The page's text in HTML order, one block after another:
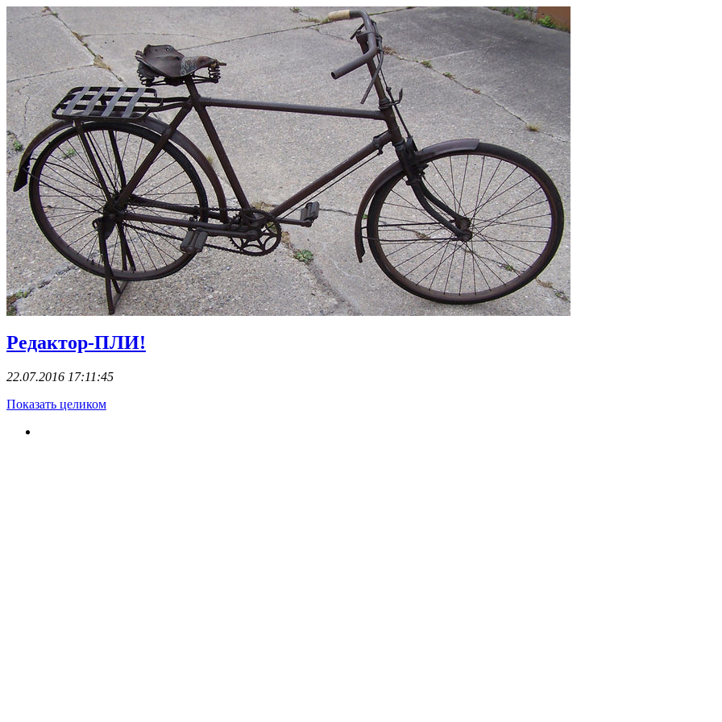
Редактор-ПЛИ!
22.07.2016 17:11:45
Показать целиком